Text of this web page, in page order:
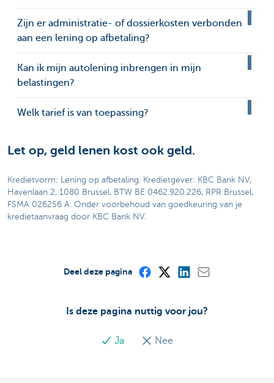
Zijn er administratie- of dossierkosten verbonden
aan een lening op afbetaling?
Kan ik mijn autolening inbrengen in mijn
belastingen?
Welk tarief is van toepassing?
Let op, geld lenen kost ook geld.
Kredietvorm: Lening op afbetaling. Kredietgever: KBC Bank NV,
Havenlaan 2, 1080 Brussel, BTW BE 0462.920.226, RPR Brussel,
FSMA 026256 A. Onder voorbehoud van goedkeuring van je
kredietaanvraag door KBC Bank NV.
Is deze pagina nuttig voor jou?
Ja Nee
Deel deze pagina